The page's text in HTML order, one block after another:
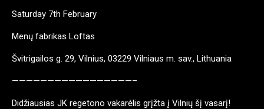
Saturday 7th February
Menų fabrikas Loftas
Švitrigailos g. 29, Vilnius, 03229 Vilniaus m. sav., Lithuania
—————————————————–
Didžiausias JK regetono vakarėlis grįžta į Vilnių šį vasarį!